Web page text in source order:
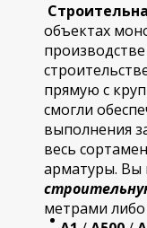
объектах
прямую с
смогли
выполнения
весь
арматуры. Вы
метрами